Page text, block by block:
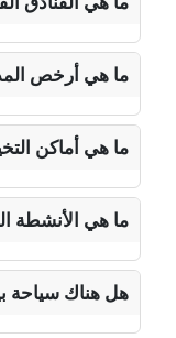
ما هي أرخص
ما هي أماكن
ما هي الأنشطة
هل هناك سياحة